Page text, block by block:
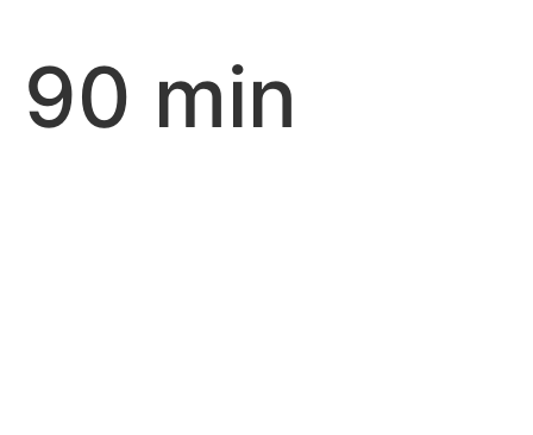
90 min